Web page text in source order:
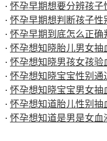
· 怀孕早期想要分辨孩子
· 怀孕早期想判断孩子
· 怀孕早期到底怎么正确
· 怀孕想知晓胎儿男女
· 怀孕想知晓男孩女孩验
· 怀孕想知晓宝宝性别通
· 怀孕想知晓宝宝男女抽
· 怀孕想知道胎儿性别抽
· 怀孕想知道是男是女血